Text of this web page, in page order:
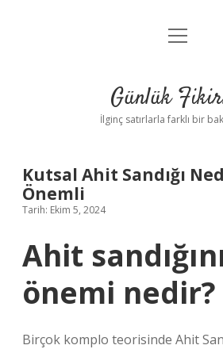
Anasayfa
Yasal Uyarı
menüyü
Günlük
İlginç satırlarla farklı bir
Kutsal Ahit Sandığı
Önemli
Tarih: Ekim 5, 2024
Ahit
önemi nedir?
Birçok komplo teorisinde Ahit